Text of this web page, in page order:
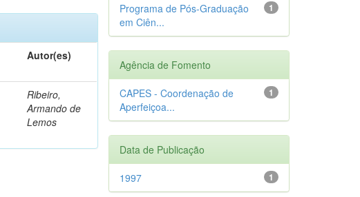
Autor(es)
Ribeiro,
Armando de
Lemos
1
Programa de Pós-Graduação
em Ciên...
Agência de Fomento
1
CAPES - Coordenação de
Aperfeiçoa...
Data de Publicação
1
1997